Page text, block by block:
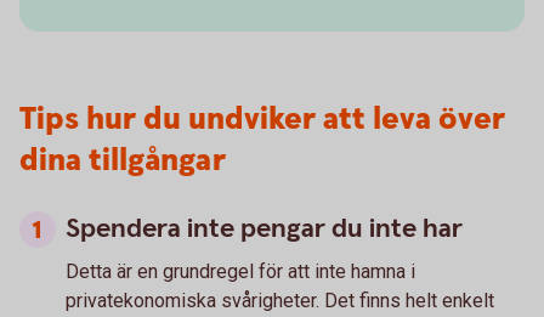
Tips hur du undviker att leva över
dina tillgångar
Spendera inte pengar du inte har
Detta är en grundregel för att inte hamna i
privatekonomiska svårigheter. Det finns helt enkelt